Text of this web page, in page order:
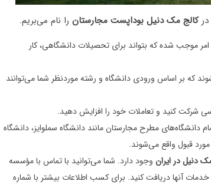
درکالج مک دنیل بوداپست مجارستان را نام می‌بریم.
دارد و همین امر موجب شده که بتواند برای تحصیلات دانشگاهی، کار
که بر اساس ورودی دانشگاه و رشته موردنظر شما می‌توانند
شرکت کنید و تعاملات خود را افزایش دهید.
مطرح مجارستان مانند دانشگاه سملوایز، دانشگاه
قبول واقع می‌شوند.
دنیل در ایران وجود دارد. شما می‌توانید با تماس با مؤسسه
خدمات آنها دریافت کنید. برای کسب اطلاعات بیشتر با شماره